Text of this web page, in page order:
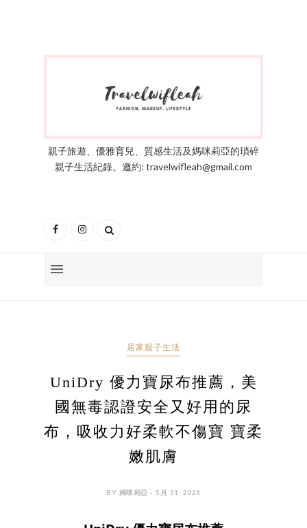
親子旅遊、優雅育兒、質感生活及媽咪莉亞的瑣碎
親子生活紀錄。邀約: travelwifleah@gmail.com
居家親子生活
UniDry 優力寶尿布推薦，美
國無毒認證安全又好用的尿
布，吸收力好柔軟不傷寶 寶柔
嫩肌膚
BY 媽咪莉亞 - 5月 31, 2023